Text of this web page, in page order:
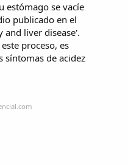
estómago se vacíe
publicado en el
and liver disease'.
proceso, es
síntomas de acidez